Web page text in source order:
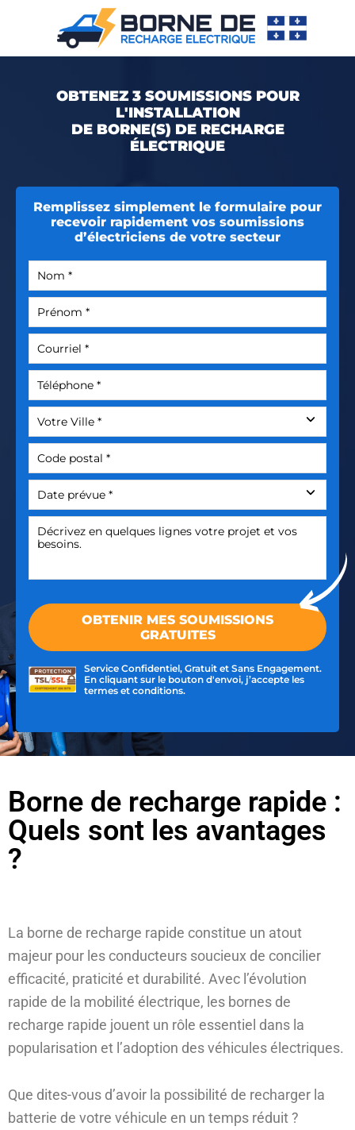
OBTENEZ 3 SOUMISSIONS POUR
L'INSTALLATION
DE BORNE(S) DE RECHARGE
ÉLECTRIQUE
Remplissez simplement le formulaire pour
recevoir rapidement vos soumissions
d’électriciens de votre secteur
Service Confidentiel, Gratuit et Sans Engagement.
En cliquant sur le bouton d'envoi, j’accepte les
termes et conditions.
Borne de recharge rapide :
Quels sont les avantages
?
La borne de recharge rapide constitue un atout
majeur pour les conducteurs soucieux de concilier
efficacité, praticité et durabilité. Avec l’évolution
rapide de la mobilité électrique, les bornes de
recharge rapide jouent un rôle essentiel dans la
popularisation et l’adoption des véhicules électriques.
Que dites-vous d’avoir la possibilité de recharger la
batterie de votre véhicule en un temps réduit ?